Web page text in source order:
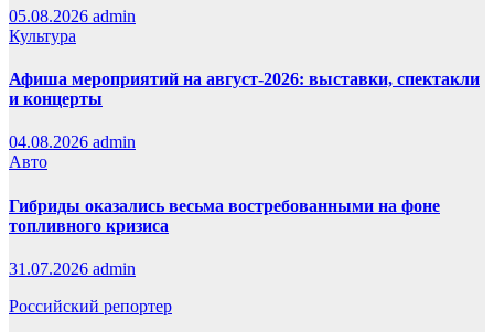
05.08.2026 admin
Культура
Афиша мероприятий на август-2026: выставки, спектакли
и концерты
04.08.2026 admin
Авто
Гибриды оказались весьма востребованными на фоне
топливного кризиса
31.07.2026 admin
Российский репортер